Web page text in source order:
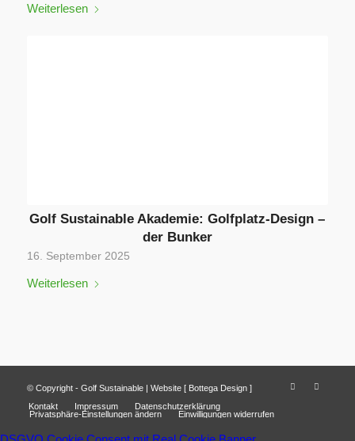
Weiterlesen
Golf Sustainable Akademie: Golfplatz-Design –
der Bunker
16. September 2025
Weiterlesen
© Copyright - Golf Sustainable | Website [ Bottega Design]
Kontakt
Impressum
Datenschutzerklärung
Privatsphäre-Einstellungen ändern
Einwilligungen widerrufen